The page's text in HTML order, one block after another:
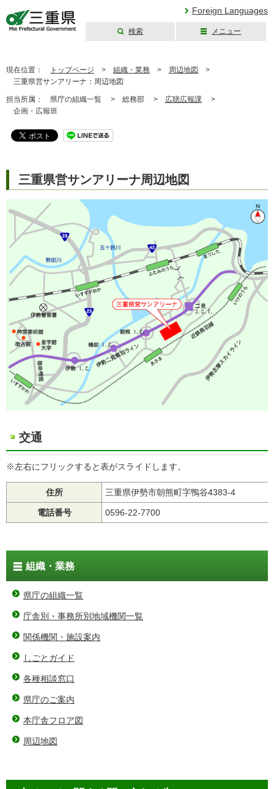
Foreign Languages
検索 メニュー
現在位置： トップページ > 組織・業務 > 周辺地図
>
三重県営サンアリーナ：周辺地図
担当所属： 県庁の組織一覧 > 総務部 > 広聴広報課 >
企画・広報班
三重県営サンアリーナ周辺地図
交通
※左右にフリックすると表がスライドします。
住所 三重県伊勢市朝熊町字鴨谷4383-4
電話番号 0596-22-7700
組織・業務
県庁の組織一覧
庁舎別・事務所別地域機関一覧
関係機関・施設案内
しごとガイド
各種相談窓口
県庁のご案内
本庁舎フロア図
周辺地図